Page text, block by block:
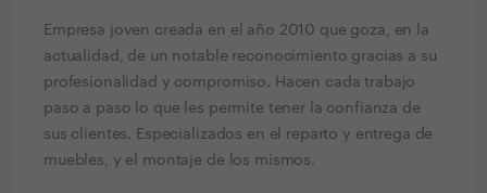
Empresa joven creada en el año 2010 que goza, en la
actualidad, de un notable reconocimiento gracias a su
profesionalidad y compromiso. Hacen cada trabajo
paso a paso lo que les permite tener la confianza de
sus clientes. Especializados en el reparto y entrega de
muebles, y el montaje de los mismos.